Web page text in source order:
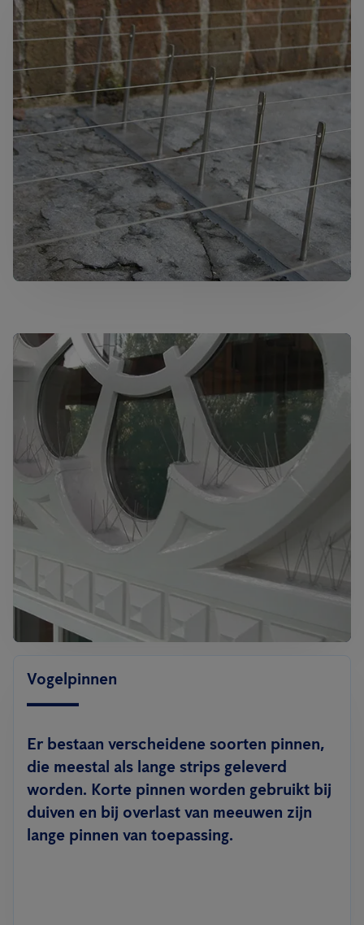
Vogelpinnen
Er bestaan verscheidene soorten pinnen,
die meestal als lange strips geleverd
worden. Korte pinnen worden gebruikt bij
duiven en bij overlast van meeuwen zijn
lange pinnen van toepassing.